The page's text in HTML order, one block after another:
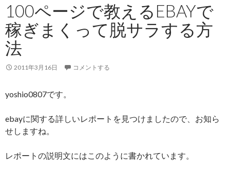
100ページで教えるEBAYで
稼ぎまくって脱サラする方
法
2011年3月16日 コメントする
yoshio0807です。
ebayに関する詳しいレポートを見つけましたので、お知ら
せしますね。
レポートの説明文にはこのように書かれています。